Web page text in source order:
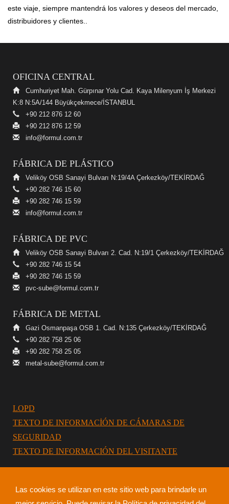
este viaje, siempre mantendrá los valores y deseos del mercado,
distribuidores y clientes..
OFICINA CENTRAL
Cumhuriyet Mah. Gürpınar Yolu Cad. Kaya Milenyum İş Merkezi
K:8 N:5A/144 Büyükçekmece/İSTANBUL
+90 212 876 12 60
+90 212 876 12 59
info@formul.com.tr
FÁBRICA DE PLÁSTICO
Veliköy OSB Sanayi Bulvarı N:19/4A Çerkezköy/TEKİRDAĞ
+90 282 746 15 60
+90 282 746 15 59
info@formul.com.tr
FÁBRICA DE PVC
Veliköy OSB Sanayi Bulvarı 2. Cad. N:19/1 Çerkezköy/TEKİRDAĞ
+90 282 746 15 54
+90 282 746 15 59
pvc-sube@formul.com.tr
FÁBRICA DE METAL
Gazi Osmanpaşa OSB 1. Cad. N:135 Çerkezköy/TEKİRDAĞ
+90 282 758 25 06
+90 282 758 25 05
metal-sube@formul.com.tr
LOPD
TEXTO DE INFORMACİÓN DE CÁMARAS DE
SEGURIDAD
TEXTO DE INFORMACIÓN DEL VISITANTE
Las cookies se utilizan en este sitio web para brindarle un